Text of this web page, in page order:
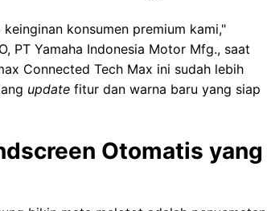
konsumen premium kami,"
PT Yamaha Indonesia Motor Mfg., saat
Connected Tech Max ini sudah lebih
update fitur dan warna baru yang siap
Otomatis yang